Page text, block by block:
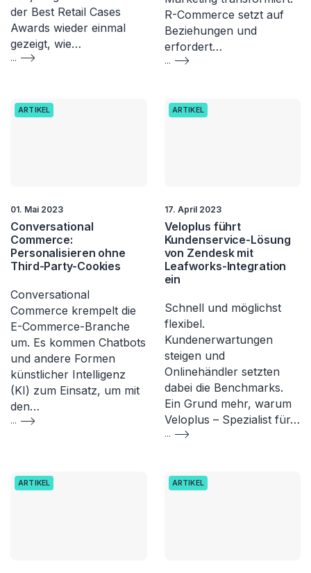
der Best Retail Cases
Awards wieder einmal
gezeigt, wie…
...
R-Commerce setzt auf
Beziehungen und
erfordert…
...
ARTIKEL
01. Mai 2023
Conversational
Commerce:
Personalisieren ohne
Third-Party-Cookies
Conversational
Commerce krempelt die
E-Commerce-Branche
um. Es kommen Chatbots
und andere Formen
künstlicher Intelligenz
(KI) zum Einsatz, um mit
den…
...
ARTIKEL
17. April 2023
Veloplus führt
Kundenservice-Lösung
von Zendesk mit
Leafworks-Integration
ein
Schnell und möglichst
flexibel.
Kundenerwartungen
steigen und
Onlinehändler setzten
dabei die Benchmarks.
Ein Grund mehr, warum
Veloplus – Spezialist für…
...
ARTIKEL ARTIKEL